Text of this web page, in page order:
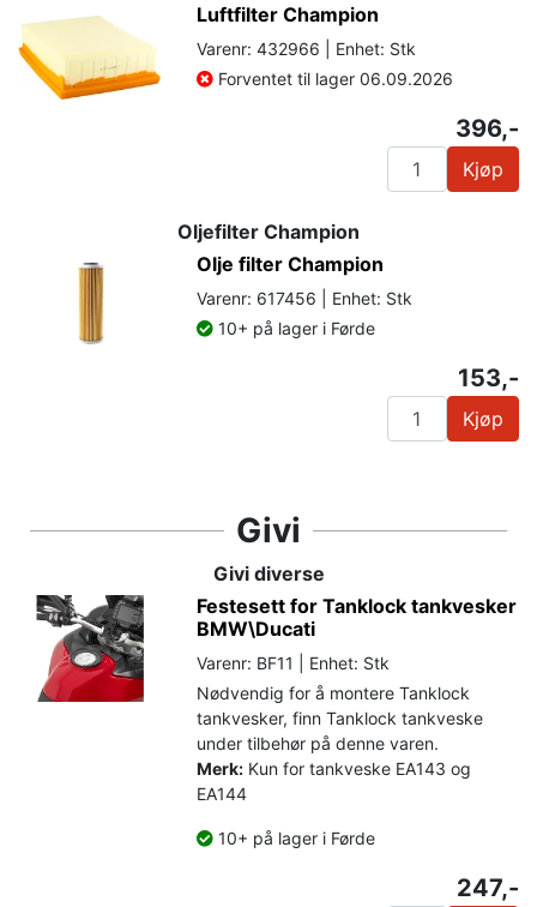
Luftfilter Champion
Varenr: 432966 | Enhet: Stk
Forventet til lager 06.09.2026
396,-
Kjøp
Oljefilter Champion
Olje filter Champion
Varenr: 617456 | Enhet: Stk
10+ på lager i Førde
153,-
Kjøp
Givi
Givi diverse
Festesett for Tanklock tankvesker
BMW\Ducati
Varenr: BF11 | Enhet: Stk
Nødvendig for å montere Tanklock
tankvesker, finn Tanklock tankveske
under tilbehør på denne varen.
Merk: Kun for tankveske EA143 og
EA144
10+ på lager i Førde
247,-